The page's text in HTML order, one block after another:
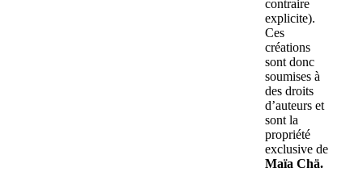
contraire
explicite).
Ces
créations
sont donc
soumises à
des droits
d’auteurs et
sont la
propriété
exclusive de
Maïa Chä.